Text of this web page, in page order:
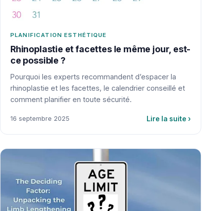
PLANIFICATION ESTHÉTIQUE
Rhinoplastie et facettes le même jour, est-
ce possible ?
Pourquoi les experts recommandent d’espacer la
rhinoplastie et les facettes, le calendrier conseillé et
comment planifier en toute sécurité.
16 septembre 2025 Lire la suite ›